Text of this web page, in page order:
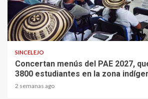
1 min read
SINCELEJO
Concertan menús del PAE 2027,
3800 estudiantes en la zona
2 semanas ago